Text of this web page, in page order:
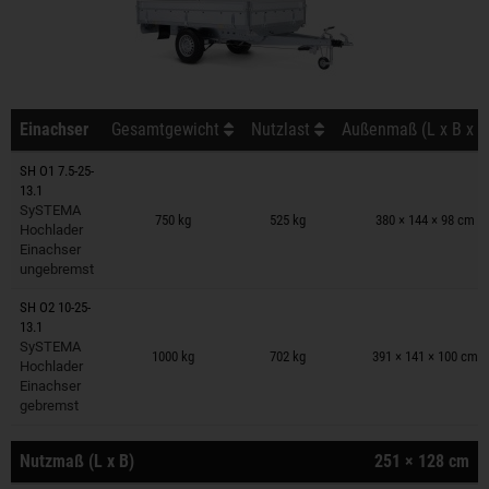
Einachser Gesamtgewicht Nutzlast Außenmaß (L x B x
SH O1 7.5-25-
13.1
SySTEMA
Hochlader
Einachser
ungebremst
750 kg 525 kg 380 × 144 × 98 cm
Anhänger auf Merkzettel
SH O2 10-25-
13.1
SySTEMA
Hochlader
Einachser
gebremst
1000 kg 702 kg 391 × 141 × 100 cm
Anhänger auf Merkzettel
Nutzmaß (L x B) 251 × 128 cm